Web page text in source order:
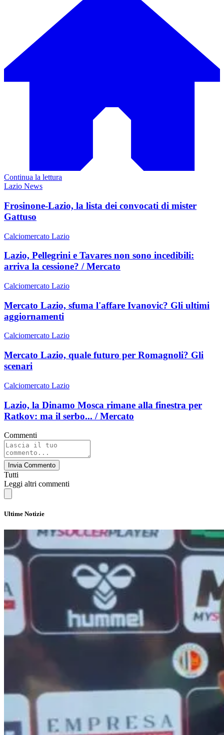
Continua la lettura
Lazio News
Frosinone-Lazio, la lista dei convocati di mister
Gattuso
Calciomercato Lazio
Lazio, Pellegrini e Tavares non sono incedibili:
arriva la cessione? / Mercato
Calciomercato Lazio
Mercato Lazio, sfuma l'affare Ivanovic? Gli ultimi
aggiornamenti
Calciomercato Lazio
Mercato Lazio, quale futuro per Romagnoli? Gli
scenari
Calciomercato Lazio
Lazio, la Dinamo Mosca rimane alla finestra per
Ratkov: ma il serbo... / Mercato
Commenti
Invia Commento
Tutti
Leggi altri commenti
Ultime Notizie